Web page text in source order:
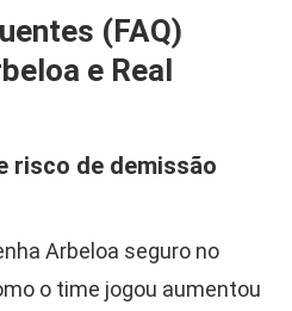
(FAQ)
e Real
risco de demissão
Arbeloa seguro no
o time jogou aumentou